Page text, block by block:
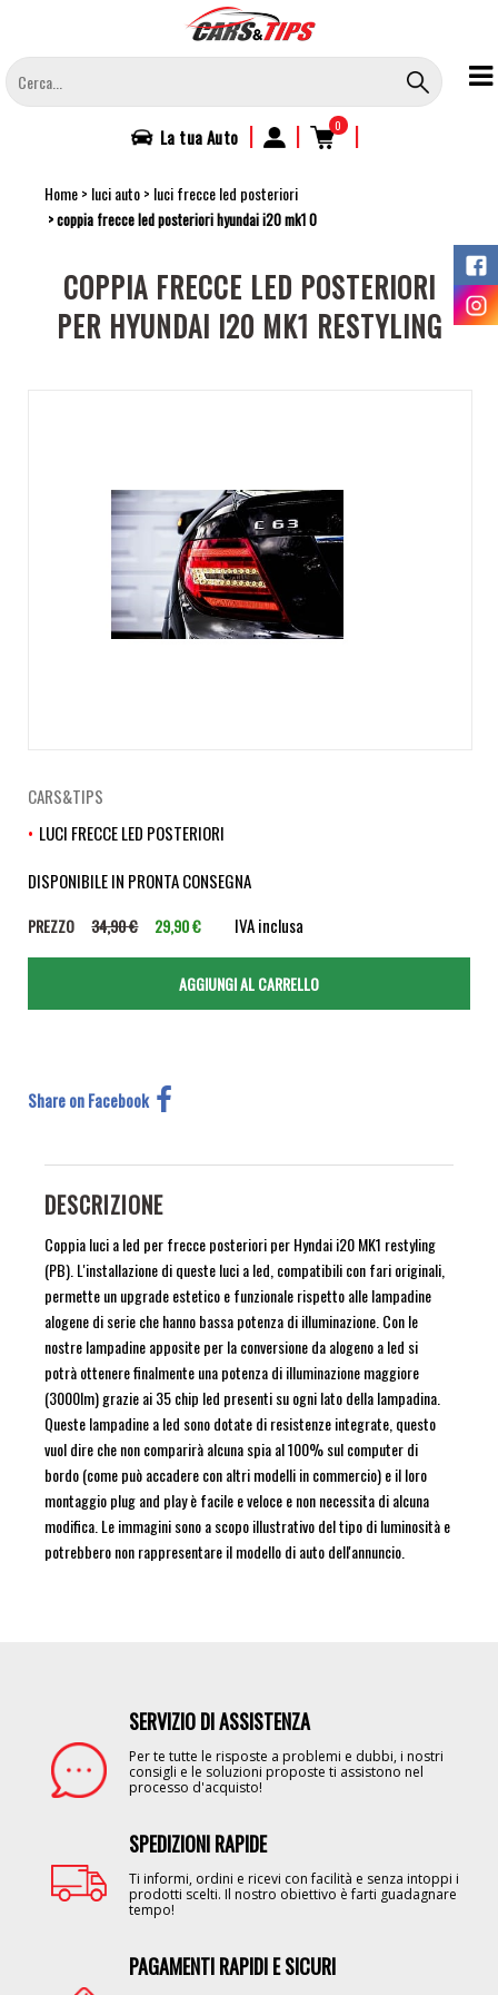
contenuto
principale
La tuaAuto | | 0 |
Home luci auto luci frecce led posteriori
coppia frecce led posteriori hyundai i20 mk1 0
COPPIA FRECCE LED POSTERIORI
PER HYUNDAI I20 MK1 RESTYLING
CARS&TIPS
LUCI FRECCE LED POSTERIORI
DISPONIBILE IN PRONTA CONSEGNA
PREZZO 34,90 € 29,90 € IVA inclusa
Share on Facebook
DESCRIZIONE
Coppia luci a led per frecce posteriori per Hyndai i20 MK1 restyling
(PB). L'installazione di queste luci a led, compatibili con fari originali,
permette un upgrade estetico e funzionale rispetto alle lampadine
alogene di serie che hanno bassa potenza di illuminazione. Con le
nostre lampadine apposite per la conversione da alogeno a led si
potrà ottenere finalmente una potenza di illuminazione maggiore
(3000lm) grazie ai 35 chip led presenti su ogni lato della lampadina.
Queste lampadine a led sono dotate di resistenze integrate, questo
vuol dire che non comparirà alcuna spia al 100% sul computer di
bordo (come può accadere con altri modelli in commercio) e il loro
montaggio plug and play è facile e veloce e non necessita di alcuna
modifica. Le immagini sono a scopo illustrativo del tipo di luminosità e
potrebbero non rappresentare il modello di auto dell'annuncio.
SERVIZIO DI ASSISTENZA
Per te tutte le risposte a problemi e dubbi, i nostri
consigli e le soluzioni proposte ti assistono nel
processo d'acquisto!
SPEDIZIONI RAPIDE
Ti informi, ordini e ricevi con facilità e senza intoppi i
prodotti scelti. Il nostro obiettivo è farti guadagnare
tempo!
PAGAMENTI RAPIDI E SICURI